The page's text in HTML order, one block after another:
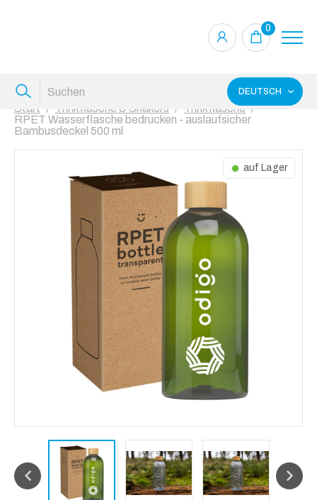
0
DEUTSCH
Start Trinkflasche & Shakers
Trinkflasche
RPET Wasserflasche bedrucken - auslaufsicher
Bambusdeckel 500 ml
auf Lager